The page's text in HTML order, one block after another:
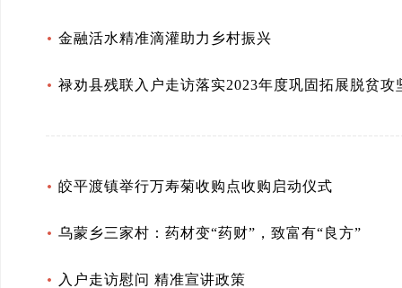
金融活水精准滴灌助力乡村振兴
禄劝县残联入户走访落实2023年度巩固拓展脱贫
皎平渡镇举行万寿菊收购点收购启动仪式
乌蒙乡三家村：药材变“药财”，致富有“良方”
入户走访慰问 精准宣讲政策